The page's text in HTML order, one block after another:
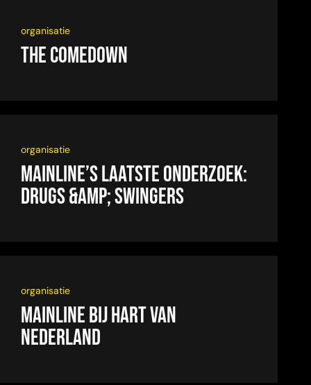
organisatie
The Comedown
organisatie
Mainline’s laatste onderzoek:
drugs &amp; swingers
organisatie
Mainline bij Hart van
Nederland